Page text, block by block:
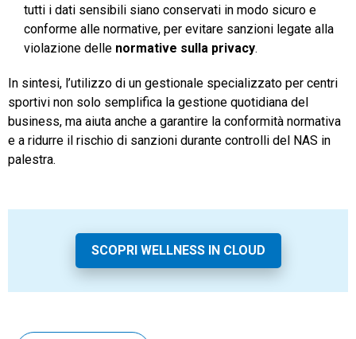
tutti i dati sensibili siano conservati in modo sicuro e
conforme alle normative, per evitare sanzioni legate alla
violazione delle normative sulla privacy.
In sintesi, l’utilizzo di un gestionale specializzato per centri
sportivi non solo semplifica la gestione quotidiana del
business, ma aiuta anche a garantire la conformità normativa
e a ridurre il rischio di sanzioni durante controlli del NAS in
palestra.
SCOPRI WELLNESS IN CLOUD